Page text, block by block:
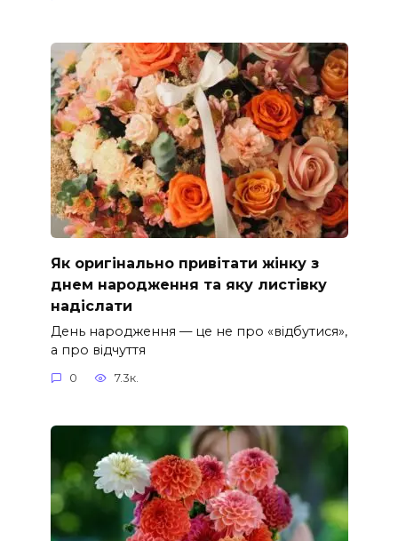
Як оригінально привітати жінку з
днем народження та яку листівку
надіслати
День народження — це не про «відбутися»,
а про відчуття
0 7.3к.